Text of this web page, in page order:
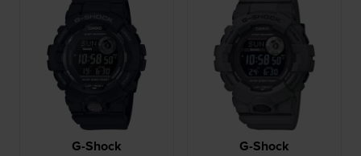
G-Shock G-Shock